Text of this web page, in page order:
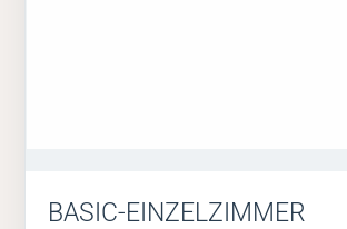
BASIC-EINZELZIMMER